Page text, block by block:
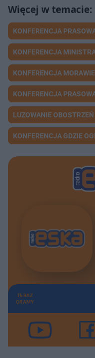
KONFERENCJA
KONFERENCJA
KONFERENCJA
KONFERENCJA
LUZOWANIE OBOSTRZEŃ
KONFERENCJA GDZIE
TERAZ
GRAMY